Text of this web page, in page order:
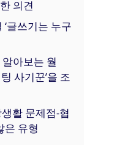
의견
글쓰기는 누구
아보는 월
사기꾼’을 조
활 문제점-협
은 유형